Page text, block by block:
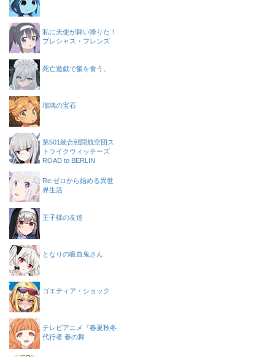
私に天使が舞い降りた！
プレシャス・フレンズ
死亡遊戯で飯を食う。
瑠璃の宝石
第501統合戦闘航空団ス
トライクウィッチーズ
ROAD to BERLIN
Re:ゼロから始める異世
界生活
王子様の友達
となりの吸血鬼さん
ゴエティア・ショック
テレビアニメ『春夏秋冬
代行者 春の舞